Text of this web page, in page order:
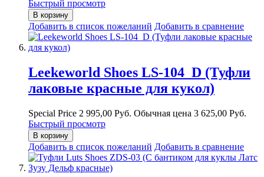
Быстрый просмотр
В корзину
Добавить в список пожеланий Добавить в сравнение
Leekeworld Shoes LS-104_D (Туфли
лаковые красные для кукол)
Special Price 2 995,00 Руб. Обычная цена 3 625,00 Руб.
Быстрый просмотр
В корзину
Добавить в список пожеланий Добавить в сравнение